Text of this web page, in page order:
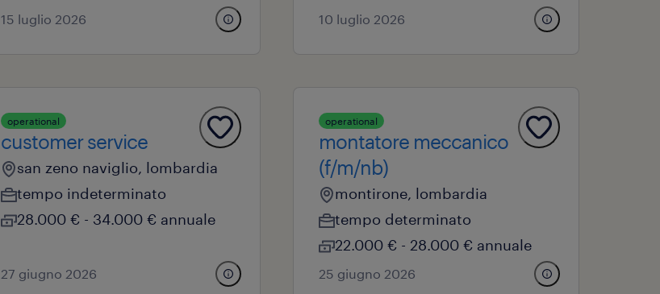
15 luglio 2026 10 luglio 2026
operational
customer service
san zeno naviglio, lombardia
tempo indeterminato
28.000 € - 34.000 € annuale
27 giugno 2026
operational
montatore meccanico
(f/m/nb)
montirone, lombardia
tempo determinato
22.000 € - 28.000 € annuale
25 giugno 2026